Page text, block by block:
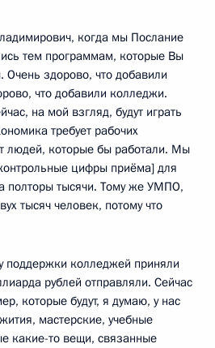
когда мы Послание
тем программам, которые Вы
здорово, что добавили
что добавили колледжи.
на мой взгляд, будут играть
требует рабочих
людей, которые бы работали. Мы
цифры приёма] для
полторы тысячи. Тому же УМПО,
тысяч человек, потому что
колледжей приняли
рублей отправляли. Сейчас
которые будут, я думаю, у нас
мастерские, учебные
какие-то вещи, связанные